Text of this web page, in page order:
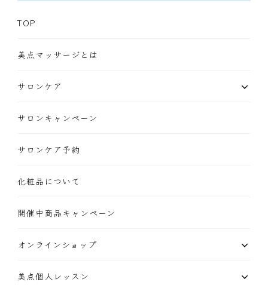
TOP
美点マッサージとは
サロンケア
サロンキャンペーン
サロンケア予約
化粧品について
開催中商品キャンペーン
オンラインショップ
美点個人レッスン